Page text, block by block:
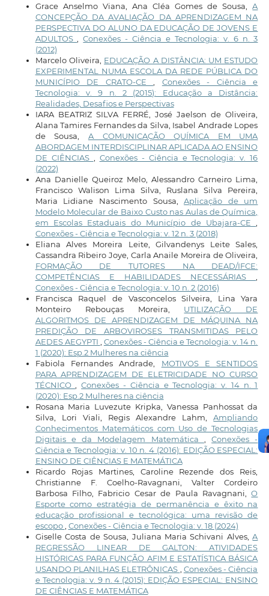
Grace Anselmo Viana, Ana Cléa Gomes de Sousa,A
CONCEPÇÃO DA AVALIAÇÃO DA APRENDIZAGEM NA
PERSPECTIVA DO ALUNO DA EDUCAÇÃO DE JOVENS E
ADULTOS
,Conexões - Ciência e Tecnologia: v. 6 n. 3
(2012)
Marcelo Oliveira, EDUCAÇÃO A DISTÂNCIA: UM ESTUDO
EXPERIMENTAL NUMA ESCOLA DA REDE PÚBLICA DO
MUNICÍPIO DE CRATO-CE
Conexões - Ciência e
Tecnologia: v. 9 n. 2 (2015): Educação a Distância:
Realidades, Desafios e Perspectivas
IARA BEATRIZ SILVA FERRÉ, José Jaelson de Oliveira,
Alana Tamires Fernandes da Silva, Isabel Andrade Lopes
de Sousa, A COMUNICAÇÃO QUÍMICA EM UMA
ABORDAGEM INTERDISCIPLINAR APLICADA AO ENSINO
DE CIÊNCIAS
Conexões - Ciência e Tecnologia: v. 16
(2022)
Ana Danielle Queiroz Melo, Alessandro Carneiro Lima,
Francisco Walison Lima Silva, Ruslana Silva Pereira,
Maria Lidiane Nascimento Sousa,Aplicação de um
Modelo Molecular de Baixo Custo nas Aulas de Química,
em Escolas Estaduais do Município de Ubajara-CE
Conexões - Ciência e Tecnologia: v. 12 n. 3 (2018)
Eliana Alves Moreira Leite, Gilvandenys Leite Sales,
Cassandra Ribeiro Joye, Carla Anaile Moreira de Oliveira,
FORMAÇÃO DE TUTORES NA DEAD/IFCE:
COMPETÊNCIAS E HABILIDADES NECESSÁRIAS
Conexões - Ciência e Tecnologia: v. 10 n. 2 (2016)
Francisca Raquel de Vasconcelos Silveira, Lina Yara
Monteiro Rebouças Moreira, UTILIZAÇÃO DE
ALGORITMOS DE APRENDIZAGEM DE MÁQUINA NA
PREDIÇÃO DE ARBOVIROSES TRANSMITIDAS PELO
AEDES AEGYPTI
Conexões - Ciência e Tecnologia: v. 14 n.
1 (2020): Esp.2 Mulheres na ciência
Fabiola Fernandes Andrade, MOTIVOS E SENTIDOS
PARA APRENDIZAGEM DE ELETRICIDADE NO CURSO
TÉCNICO
,Conexões - Ciência e Tecnologia: v. 14 n. 1
(2020): Esp.2 Mulheres na ciência
Rosana Maria Luvezute Kripka, Vanessa Panhossat da
Silva, Lori Viali, Regis Alexandre Lahm,Ampliando
Conhecimentos Matemáticos com Uso de Tecnologias
Digitais e da Modelagem Matemática
,Conexões -
Ciência e Tecnologia: v. 10 n. 4 (2016): EDIÇÃO ESPECIAL:
ENSINO DE CIÊNCIAS E MATEMÁTICA
Ricardo Rojas Martines, Caroline Rezende dos Reis,
Christianne F. Coelho-Ravagnani, Valter Cordeiro
Barbosa Filho, Fabricio Cesar de Paula Ravagnani,O
Esporte como estratégia de permanência e êxito na
educação profissional e tecnológica: uma revisão de
escopo Conexões - Ciência e Tecnologia: v. 18 (2024)
Giselle Costa de Sousa, Juliana Maria Schivani Alves,A
REGRESSÃO LINEAR DE GALTON: ATIVIDADES
HISTÓRICAS PARA FUNÇÃO AFIM E ESTATÍSTICA BÁSICA
USANDO PLANILHAS ELETRÔNICAS
Conexões - Ciência
e Tecnologia: v. 9 n. 4 (2015): EDIÇÃO ESPECIAL: ENSINO
DE CIÊNCIAS E MATEMÁTICA